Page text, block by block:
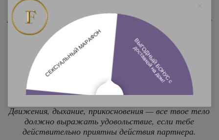
Как рассеять опасения партнера? И как не сбить его
с правильного пути во время интимной близости?
Включи громкость
Мужчины обожают, когда их партнерши вокально
выразительны в постели! Поверь, ничто не
возбуждает так, как твои страстные стоны!
Больше невербальных сигналов удовольствия
Движения, дыхание, прикосновения — все твое тело
должно выражать удовольствие, если тебе
действительно приятны действия партнера.